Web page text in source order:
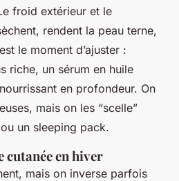
froid extérieur et le
rendent la peau terne,
le moment d’ajuster :
riche, un sérum en huile
en profondeur. On
mais on les “scelle”
un sleeping pack.
en hiver
mais on inverse parfois